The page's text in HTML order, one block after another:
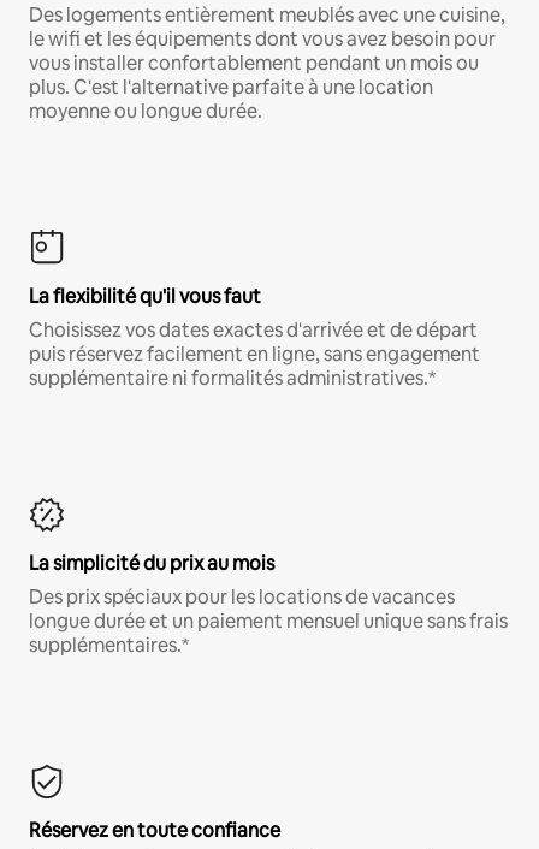
Des logements entièrement meublés avec une cuisine,
le wifi et les équipements dont vous avez besoin pour
vous installer confortablement pendant un mois ou
plus. C'est l'alternative parfaite à une location
moyenne ou longue durée.
La flexibilité qu'il vous faut
Choisissez vos dates exactes d'arrivée et de départ
puis réservez facilement en ligne, sans engagement
supplémentaire ni formalités administratives.*
La simplicité du prix au mois
Des prix spéciaux pour les locations de vacances
longue durée et un paiement mensuel unique sans frais
supplémentaires.*
Réservez en toute confiance